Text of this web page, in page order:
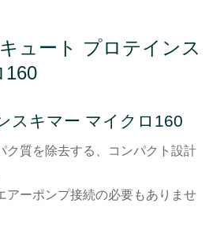
ュート プロテインス
160
スキマー マイクロ160
ク質を除去する、コンパクト設計
アーポンプ接続の必要もありませ